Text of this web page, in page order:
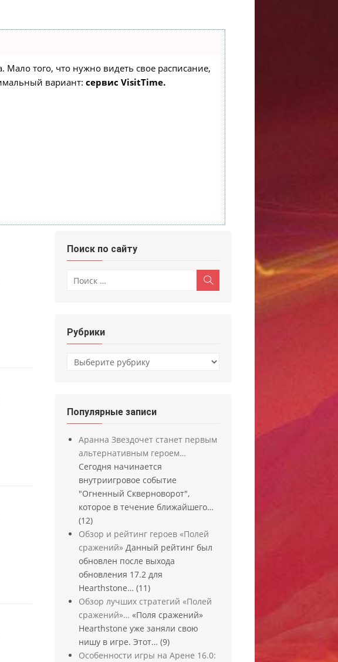
Мало того, что нужно видеть свое расписание,
вариант: сервис VisitTime.
Поиск по сайту
Рубрики
Рубрики
Популярные записи
Аранна Звездочет станет первым
альтернативным героем…
Сегодня начинается
внутриигровое событие
"Огненный Скверноворот",
которое в течение ближайшего…
(12)
Обзор и рейтинг героев «Полей
сражений» Данный рейтинг был
обновлен после выхода
обновления 17.2 для
Hearthstone… (11)
Обзор лучших стратегий «Полей
сражений»… «Поля сражений»
Hearthstone уже заняли свою
нишу в игре. Этот… (9)
Особенности игры на Арене 16.0: